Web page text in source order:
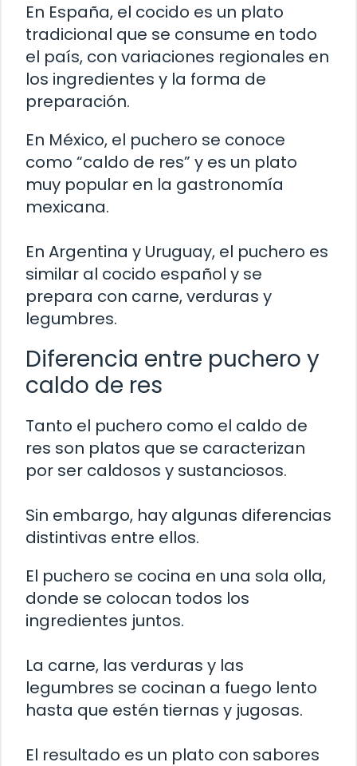
En España, el cocido es un plato
tradicional que se consume en todo
el país, con variaciones regionales en
los ingredientes y la forma de
preparación.
En México, el puchero se conoce
como “caldo de res” y es un plato
muy popular en la gastronomía
mexicana.
En Argentina y Uruguay, el puchero es
similar al cocido español y se
prepara con carne, verduras y
legumbres.
Diferencia entre puchero y
caldo de res
Tanto el puchero como el caldo de
res son platos que se caracterizan
por ser caldosos y sustanciosos.
Sin embargo, hay algunas diferencias
distintivas entre ellos.
El puchero se cocina en una sola olla,
donde se colocan todos los
ingredientes juntos.
La carne, las verduras y las
legumbres se cocinan a fuego lento
hasta que estén tiernas y jugosas.
El resultado es un plato con sabores